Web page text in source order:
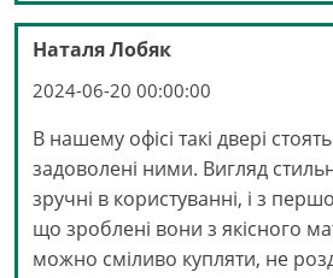
Наталя Лобяк
2024-06-20 00:00:00
В нашему офісі такі двері
задоволені ними. Вигляд
зручні в користуванні, і з
що зроблені вони з якісного
можно сміливо купляти, не